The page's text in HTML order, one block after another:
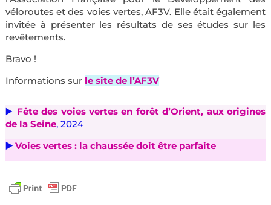
véloroutes et des voies vertes, AF3V. Elle était également
invitée à présenter les résultats de ses études sur les
revêtements.
Bravo !
Informations sur le site de l’AF3V
▶️ Fête des voies vertes en forêt d’Orient, aux origines
de la Seine, 2024
▶️ Voies vertes : la chaussée doit être parfaite